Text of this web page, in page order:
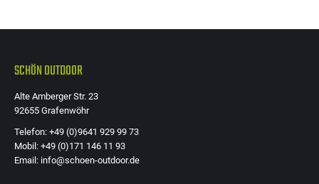
SCHÖN OUTDOOR
Alte Amberger Str. 23
92655 Grafenwöhr
Telefon: +49 (0)9641 929 99 73
Mobil: +49 (0)171 146 11 93
Email: info@schoen-outdoor.de